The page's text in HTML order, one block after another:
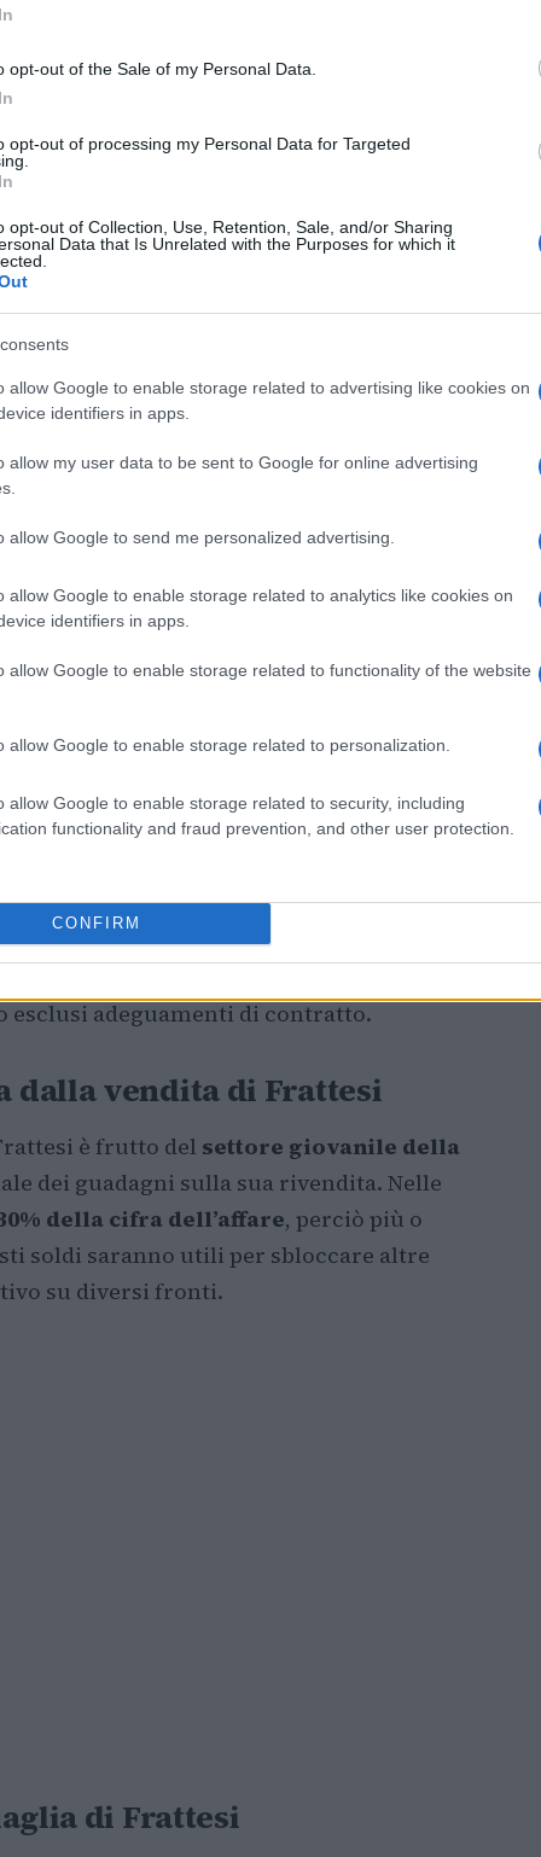
opt-out of the Sale of my Personal Data.
opt-out of processing my Personal Data for Targeted
opt-out of Collection, Use, Retention, Sale, and/or Sharing
Data that Is Unrelated with the Purposes for which it
allow Google to enable storage related to advertising like cookies on
identifiers in apps.
allow my user data to be sent to Google for online advertising
allow Google to send me personalized advertising.
allow Google to enable storage related to analytics like cookies on
identifiers in apps.
allow Google to enable storage related to functionality of the website
allow Google to enable storage related to personalization.
allow Google to enable storage related to security, including
functionality and fraud prevention, and other user protection.
CONFIRM
1999, è stato come previsto abbastanza
infatti i 30 milioni di euro. La
affare è quella del
prestito con
di euro nel 2024
. Oltre a questo, l’Inter
in realtà è un’operazione separata, che ha
le società si possono dunque dire
spenderà la maggior parte dei soldi
non solo si assicura soldi freschi, ma
da fare crescere.
Frattesi
di
l’ex Sassuolo andrà a guadagnare2,8
dovrebbe aggirarsi intorno ai 5 milioni.
crescita del giocatore dovesse
esclusi adeguamenti di contratto.
dalla vendita di Frattesi
è frutto del settore giovanile della
dei guadagni sulla sua rivendita. Nelle
della cifra dell’affare, perciò più o
soldi saranno utili per sbloccare altre
su diversi fronti.
di Frattesi